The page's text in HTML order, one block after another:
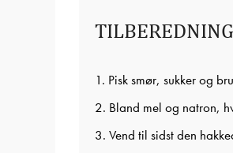
TILBEREDNING
1. Pisk smør, sukker og
2. Bland mel og natron,
3. Vend til sidst den